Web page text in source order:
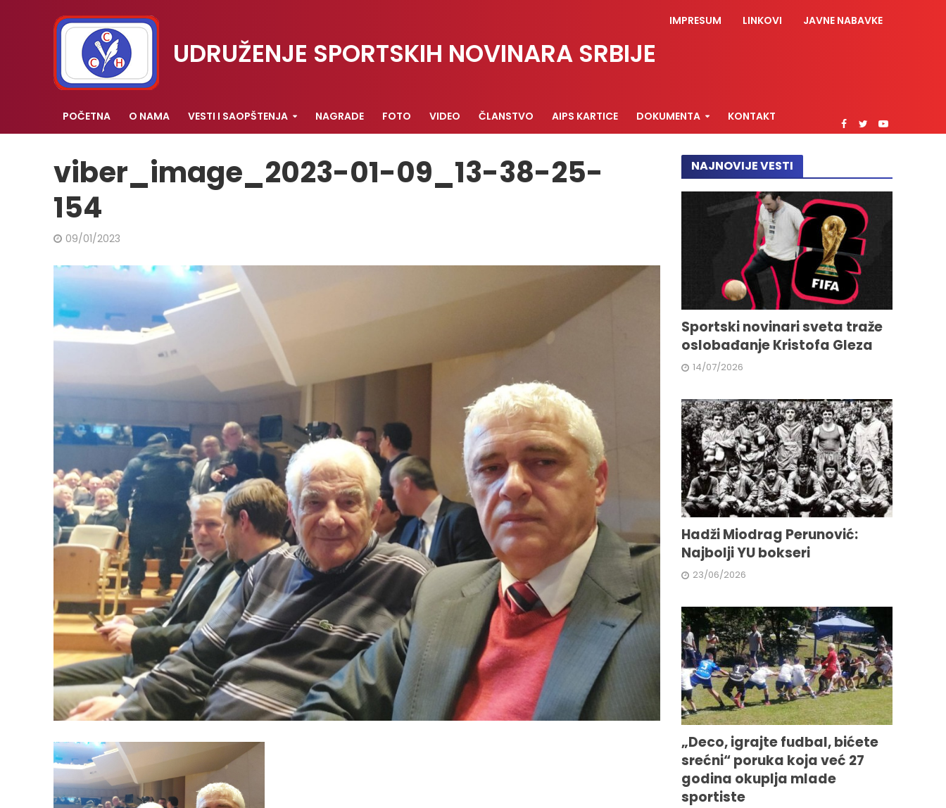
UDRUŽENJE SPORTSKIH NOVINARA SRBIJE
IMPRESUM LINKOVI JAVNE NABAVKE
POČETNA O NAMA VESTI I SAOPŠTENJA NAGRADE FOTO VIDEO ČLANSTVO AIPS KARTICE DOKUMENTA KONTAKT
viber_image_2023-01-09_13-38-25-
154
09/01/2023
NAJNOVIJE VESTI
Sportski novinari sveta traže
oslobađanje Kristofa Gleza
14/07/2026
Hadži Miodrag Perunović:
Najbolji YU bokseri
23/06/2026
„Deco, igrajte fudbal, bićete
srećni“ poruka koja već 27
godina okuplja mlade
sportiste